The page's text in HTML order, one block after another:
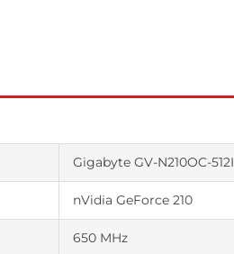
Gigabyte GV-N210OC-512I
nVidia GeForce 210
650 MHz